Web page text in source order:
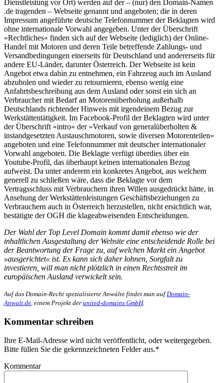
Dienstleistung vor Ort) werden auf der – (nur) den Domain-Namen
.de tragenden – Webseite genannt und angeboten; die in deren
Impressum angeführte deutsche Telefonnummer der Beklagten wird
ohne internationale Vorwahl angegeben. Unter der Überschrift
»Rechtliches« finden sich auf der Webseite (lediglich) der Online-
Handel mit Motoren und deren Teile betreffende Zahlungs- und
Versandbedingungen einerseits für Deutschland und andererseits für
andere EU-Länder, darunter Österreich. Der Webseite ist kein
Angebot etwa dahin zu entnehmen, ein Fahrzeug auch im Ausland
abzuholen und wieder zu retournieren, ebenso wenig eine
Anfahrtsbeschreibung aus dem Ausland oder sonst ein sich an
Verbraucher mit Bedarf an Motorenüberholung außerhalb
Deutschlands richtender Hinweis mit irgendeinem Bezug zur
Werkstättentätigkeit. Im Facebook-Profil der Beklagten wird unter
der Überschrift »intro« der »Verkauf von generalüberholten &
instandgesetzten Austauschmotoren, sowie diversen Motorenteilen«
angeboten und eine Telefonnummer mit deutscher internationaler
Vorwahl angeboten. Die Beklagte verfügt überdies über ein
Youtube-Profil, das überhaupt keinen internationalen Bezug
aufweist. Da unter anderem ein konkretes Angebot, aus welchem
generell zu schließen wäre, dass die Beklagte vor dem
Vertragsschluss mit Verbrauchern ihren Willen ausgedrückt hätte, in
Ansehung der Werkstättenleistungen Geschäftsbeziehungen zu
Verbrauchern auch in Österreich herzustellen, nicht ersichtlich war,
bestätigte der OGH die klageabweisenden Entscheidungen.
Der Wahl der Top Level Domain kommt damit ebenso wie der
inhaltlichen Ausgestaltung der Website eine entscheidende Rolle bei
der Beantwortung der Frage zu, auf welchen Markt ein Angebot
»ausgerichtet« ist. Es kann sich daher lohnen, Sorgfalt zu
investieren, will man nicht plötzlich in einen Rechtsstreit im
europäischen Ausland verwickelt sein.
Auf das Domain-Recht spezialisierte Anwälte findet man auf Domain-
Anwalt.de , einem Projekt der united-domains GmbH.
Kommentar schreiben
Ihre E-Mail-Adresse wird nicht veröffentlicht, oder weitergegeben.
Bitte füllen Sie die gekennzeichneten Felder aus.*
Kommentar